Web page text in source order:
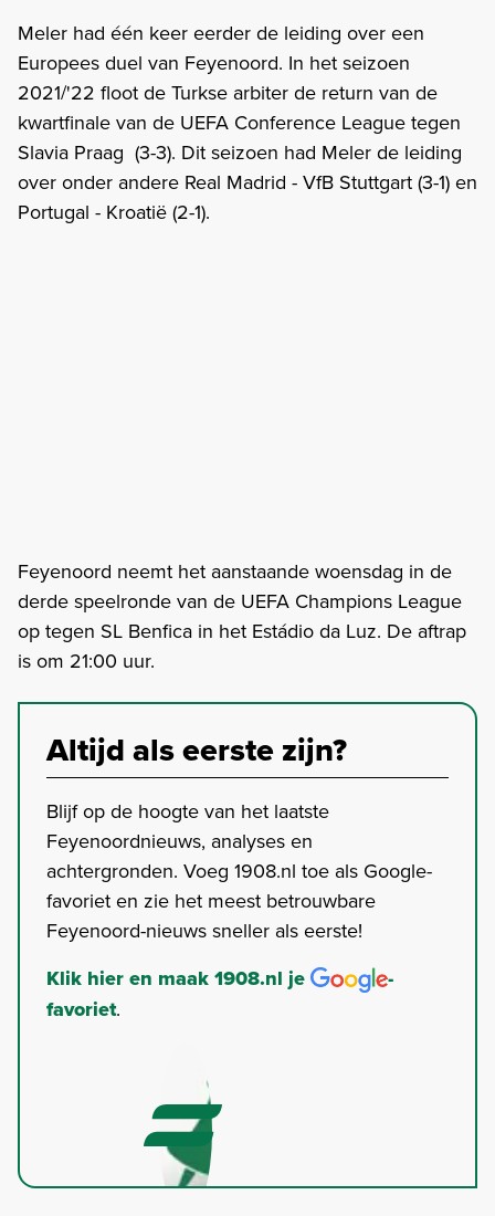
Meler had één keer eerder de leiding over een
Europees duel van Feyenoord. In het seizoen
2021/'22 floot de Turkse arbiter de return van de
kwartfinale van de UEFA Conference League tegen
Slavia Praag (3-3). Dit seizoen had Meler de leiding
over onder andere Real Madrid - VfB Stuttgart (3-1) en
Portugal - Kroatië (2-1).
Feyenoord neemt het aanstaande woensdag in de
derde speelronde van de UEFA Champions League
op tegen SL Benfica in het Estádio da Luz. De aftrap
is om 21:00 uur.
Altijd als eerste zijn?
Blijf op de hoogte van het laatste
Feyenoordnieuws, analyses en
achtergronden. Voeg 1908.nl toe als Google-
favoriet en zie het meest betrouwbare
Feyenoord-nieuws sneller als eerste!
Klik hier en maak 1908.nl je
-
favoriet.